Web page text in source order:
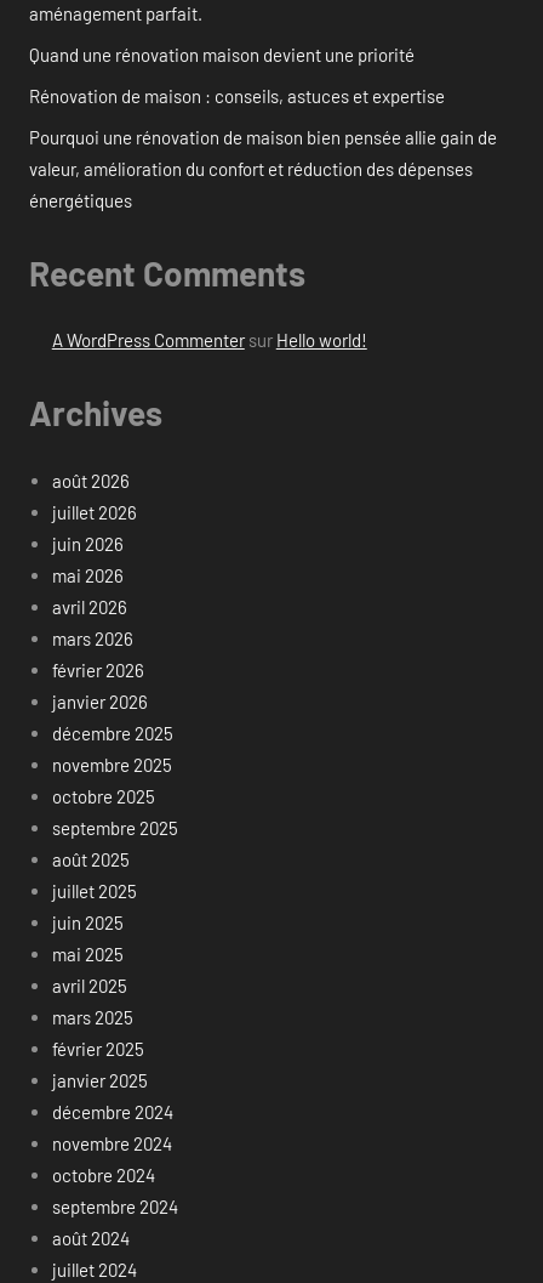
aménagement parfait.
Quand une rénovation maison devient une priorité
Rénovation de maison : conseils, astuces et expertise
Pourquoi une rénovation de maison bien pensée allie gain de
valeur, amélioration du confort et réduction des dépenses
énergétiques
Recent Comments
A WordPress Commentersur Hello world!
Archives
août 2026
juillet 2026
juin 2026
mai 2026
avril 2026
mars 2026
février 2026
janvier 2026
décembre 2025
novembre 2025
octobre 2025
septembre 2025
août 2025
juillet 2025
juin 2025
mai 2025
avril 2025
mars 2025
février 2025
janvier 2025
décembre 2024
novembre 2024
octobre 2024
septembre 2024
août 2024
juillet 2024